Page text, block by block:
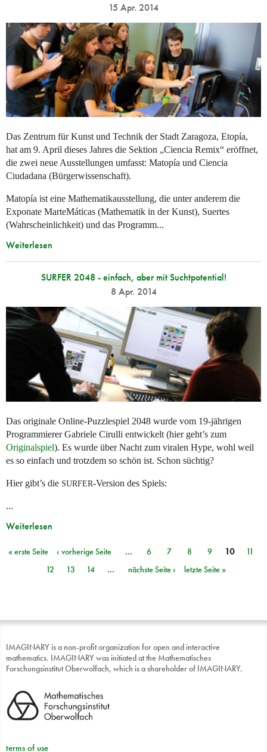
15 Apr. 2014
Das Zentrum für Kunst und Technik der Stadt Zaragoza, Etopía,
hat am 9. April dieses Jahres die Sektion „Ciencia Remix“ eröffnet,
die zwei neue Ausstellungen umfasst: Matopía und Ciencia
Ciudadana (Bürgerwissenschaft).
Matopía ist eine Mathematikausstellung, die unter anderem die
Exponate MarteMáticas (Mathematik in der Kunst), Suertes
(Wahrscheinlichkeit) und das Programm...
Weiterlesen
SURFER 2048 - einfach, aber mit Suchtpotential!
8 Apr. 2014
Das originale Online-Puzzlespiel 2048 wurde vom 19-jährigen
Programmierer Gabriele Cirulli entwickelt (hier geht’s zum
Originalspiel). Es wurde über Nacht zum viralen Hype, wohl weil
es so einfach und trotzdem so schön ist. Schon süchtig?
Hier gibt’s die SURFER-Version des Spiels:
...
Weiterlesen
Seiten
« erste Seite ‹ vorherige Seite … 6 7 8 9 10
11
12
13 14 … nächste Seite › letzte Seite »
IMAGINARY is a non-profit organization for open and interactive
mathematics. IMAGINARY was initiated at the Mathematisches
Forschungsinstitut Oberwolfach, which is a shareholder of IMAGINARY.
terms of use